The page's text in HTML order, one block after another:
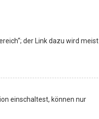
der Link dazu wird meist
einschaltest, können nur